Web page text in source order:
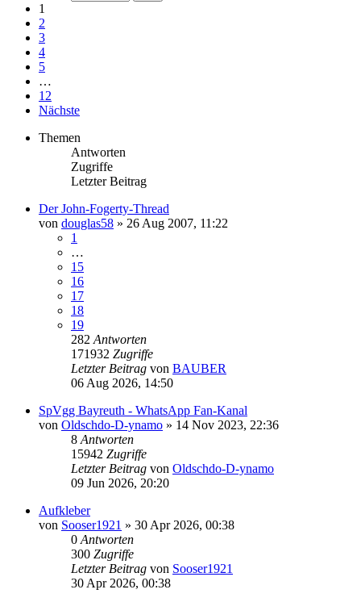
1
2
3
4
5
…
12
Nächste
Themen
Antworten
Zugriffe
Letzter Beitrag
Der John-Fogerty-Thread
von douglas58 » 26 Aug 2007, 11:22
1
…
15
16
17
18
19
282 Antworten
171932 Zugriffe
Letzter Beitrag von BAUBER
06 Aug 2026, 14:50
SpVgg Bayreuth - WhatsApp Fan-Kanal
von Oldschdo-D-ynamo » 14 Nov 2023, 22:36
8 Antworten
15942 Zugriffe
Letzter Beitrag von Oldschdo-D-ynamo
09 Jun 2026, 20:20
Aufkleber
von Sooser1921 » 30 Apr 2026, 00:38
0 Antworten
300 Zugriffe
Letzter Beitrag von Sooser1921
30 Apr 2026, 00:38